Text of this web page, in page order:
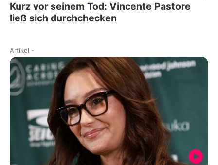
Kurz vor seinem Tod: Vincente Pastore
ließ sich durchchecken
Artikel -